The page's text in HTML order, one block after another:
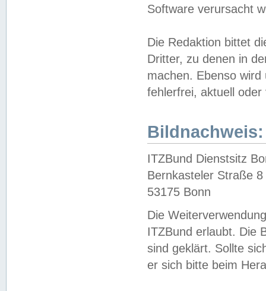
Software verursacht
Die Redaktion bittet
Dritter, zu denen in
machen. Ebenso
fehlerfrei, aktuell oder
Bildnachweis:
ITZBund Dienstsitz
Bernkasteler Straße 8
53175 Bonn
Die
ITZBund erlaubt. Die
sind geklärt. Sollte
er sich bitte beim